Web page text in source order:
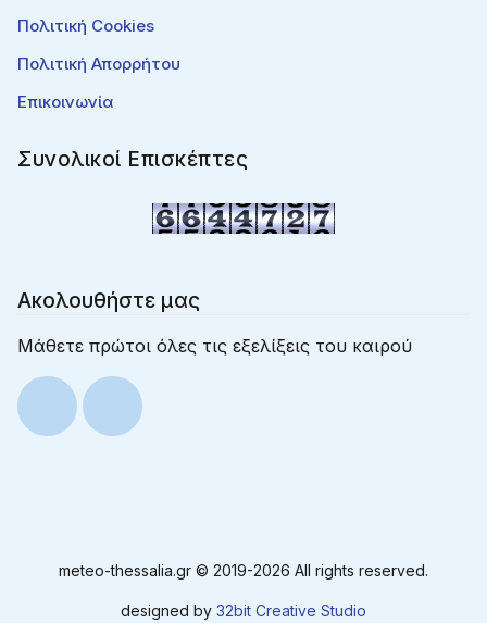
Πολιτική Cookies
Πολιτική Απορρήτου
Επικοινωνία
Συνολικοί Επισκέπτες
Ακολουθήστε μας
Μάθετε πρώτοι όλες τις εξελίξεις του καιρού
meteo-thessalia.gr © 2019-2026 All rights reserved.
designed by 32bit Creative Studio